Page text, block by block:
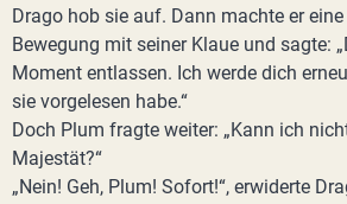
Drago hob sie auf. Dann machte er
Bewegung mit seiner Klaue und sagte:
Moment entlassen. Ich werde dich
sie vorgelesen habe.“
Doch Plum fragte weiter: „Kann ich
Majestät?“
„Nein! Geh, Plum! Sofort!“, erwiderte